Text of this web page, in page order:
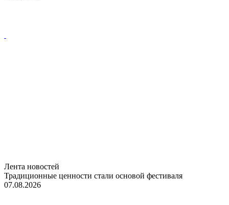
Лента новостей
Традиционные ценности стали основой фестиваля
07.08.2026